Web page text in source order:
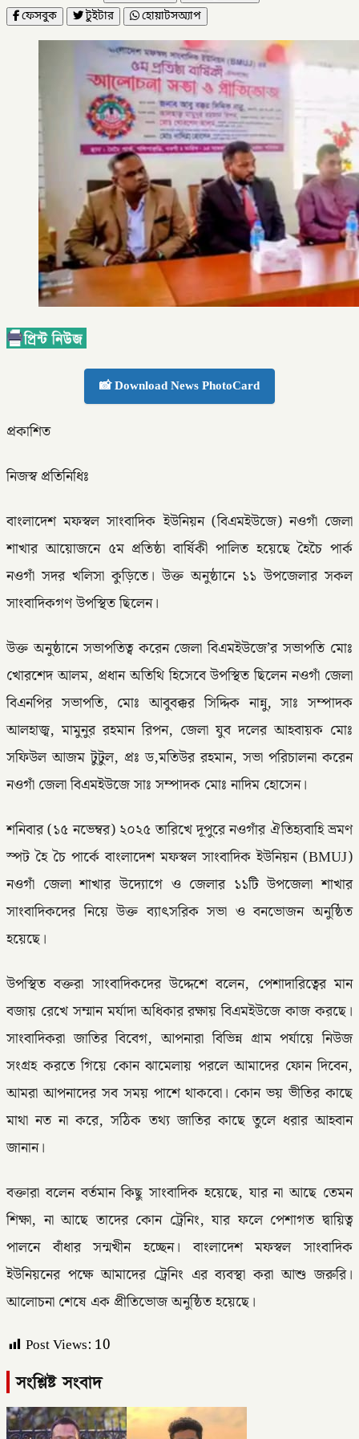
ফেসবুক
টুইটার হোয়াটসঅ্যাপ
📸 Download News PhotoCard
প্রকাশিত
নিজস্ব প্রতিনিধিঃ
বাংলাদেশ মফস্বল সাংবাদিক ইউনিয়ন (বিএমইউজে) নওগাঁ জেলা
শাখার আয়োজনে ৫ম প্রতিষ্ঠা বার্ষিকী পালিত হয়েছে হৈচৈ পার্ক
নওগাঁ সদর খলিসা কুড়িতে। উক্ত অনুষ্ঠানে ১১ উপজেলার সকল
সাংবাদিকগণ উপস্থিত ছিলেন।
উক্ত অনুষ্ঠানে সভাপতিত্ব করেন জেলা বিএমইউজে’র সভাপতি মোঃ
খোরশেদ আলম, প্রধান অতিথি হিসেবে উপস্থিত ছিলেন নওগাঁ জেলা
বিএনপির সভাপতি, মোঃ আবুবক্কর সিদ্দিক নান্নু, সাঃ সম্পাদক
আলহাজ্ব, মামুনুর রহমান রিপন, জেলা যুব দলের আহবায়ক মোঃ
সফিউল আজম টুটুল, প্রঃ ড,মতিউর রহমান, সভা পরিচালনা করেন
নওগাঁ জেলা বিএমইউজে সাঃ সম্পাদক মোঃ নাদিম হোসেন।
শনিবার (১৫ নভেম্বর) ২০২৫ তারিখে দূপুরে নওগাঁর ঐতিহ্যবাহি ভ্রমণ
স্পট হৈ চৈ পার্কে বাংলাদেশ মফস্বল সাংবাদিক ইউনিয়ন (BMUJ)
নওগাঁ জেলা শাখার উদ্যোগে ও জেলার ১১টি উপজেলা শাখার
সাংবাদিকদের নিয়ে উক্ত ব্যাৎসরিক সভা ও বনভোজন অনুষ্ঠিত
হয়েছে।
উপস্থিত বক্তরা সাংবাদিকদের উদ্দেশে বলেন, পেশাদারিত্বের মান
বজায় রেখে সম্মান মর্যাদা অধিকার রক্ষায় বিএমইউজে কাজ করছে।
সাংবাদিকরা জাতির বিবেগ, আপনারা বিভিন্ন গ্রাম পর্যায়ে নিউজ
সংগ্রহ করতে গিয়ে কোন ঝামেলায় পরলে আমাদের ফোন দিবেন,
আমরা আপনাদের সব সময় পাশে থাকবো। কোন ভয় ভীতির কাছে
মাথা নত না করে, সঠিক তথ্য জাতির কাছে তুলে ধরার আহবান
জানান।
বক্তারা বলেন বর্তমান কিছু সাংবাদিক হয়েছে, যার না আছে তেমন
শিক্ষা, না আছে তাদের কোন ট্রেনিং, যার ফলে পেশাগত দ্বায়িত্ব
পালনে বাঁধার সন্মখীন হচ্ছেন। বাংলাদেশ মফস্বল সাংবাদিক
ইউনিয়নের পক্ষে আমাদের ট্রেনিং এর ব্যবস্থা করা আশু জরুরি।
আলোচনা শেষে এক প্রীতিভোজ অনুষ্ঠিত হয়েছে।
Post Views: 10
সংশ্লিষ্ট সংবাদ